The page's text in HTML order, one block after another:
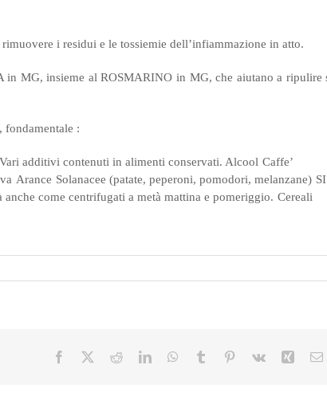
i residui e le tossiemie dell’infiammazione in atto.
MG, insieme al ROSMARINO in MG, che aiutano a ripulire
:
Vari additivi contenuti in alimenti conservati. Alcool Caffe’
Arance Solanacee (patate, peperoni, pomodori, melanzane) SI
anche come centrifugati a metà mattina e pomeriggio. Cereali
Facebook RedditLinkedInWhatsApp
Tumblr Pinterest
Vk Xing